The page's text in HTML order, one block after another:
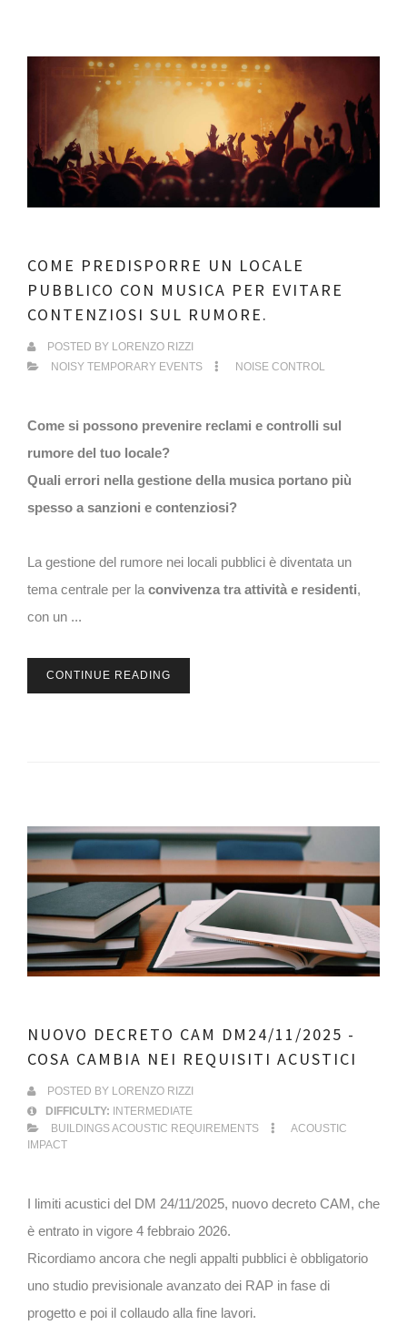
COME PREDISPORRE UN LOCALE
PUBBLICO CON MUSICA PER EVITARE
CONTENZIOSI SUL RUMORE.
POSTED BY LORENZO RIZZI
NOISY TEMPORARY EVENTS
NOISE CONTROL
Come si possono prevenire reclami e controlli sul
rumore del tuo locale?
Quali errori nella gestione della musica portano più
spesso a sanzioni e contenziosi?
La gestione del rumore nei locali pubblici è diventata un
tema centrale per la convivenza tra attività e residenti,
con un ...
CONTINUE READING
NUOVO DECRETO CAM DM24/11/2025 -
COSA CAMBIA NEI REQUISITI ACUSTICI
POSTED BY LORENZO RIZZI
DIFFICULTY: INTERMEDIATE
BUILDINGS ACOUSTIC REQUIREMENTS
ACOUSTIC
IMPACT
I limiti acustici del DM 24/11/2025, nuovo decreto CAM, che
è entrato in vigore 4 febbraio 2026.
Ricordiamo ancora che negli appalti pubblici è obbligatorio
uno studio previsionale avanzato dei RAP in fase di
progetto e poi il collaudo alla fine lavori.